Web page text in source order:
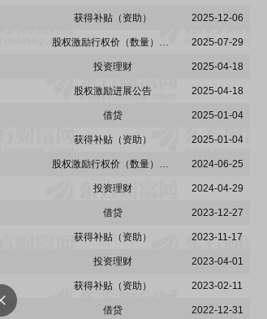
获得补贴（资助） 2025-12-06
股权激励行权价（数量）调整 2025-07-29
投资理财 2025-04-18
股权激励进展公告 2025-04-18
借贷 2025-01-04
获得补贴（资助） 2025-01-04
股权激励行权价（数量）调整 2024-06-25
投资理财 2024-04-29
借贷 2023-12-27
获得补贴（资助） 2023-11-17
投资理财 2023-04-01
获得补贴（资助） 2023-02-11
借贷 2022-12-31